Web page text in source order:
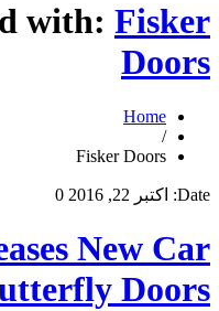
with: Fisker
Doors
Home
/
Fisker Doors
Date: اکتبر 22, 2016 0
New Car
Doors